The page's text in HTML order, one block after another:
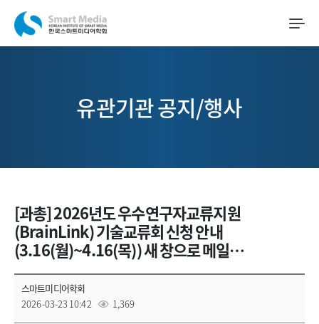
유관기관 공지/행사
[과총] 2026년도 우수연구자교류지원
(BrainLink) 기술교류회 신청 안내
(3.16(월)~4.16(목)) 새 창으로 메일…
스마트미디어학회
2026-03-23 10:42
1,369